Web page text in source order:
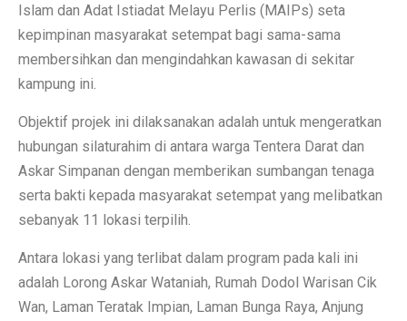
Islam dan Adat Istiadat Melayu Perlis (MAIPs) seta
kepimpinan masyarakat setempat bagi sama-sama
membersihkan dan mengindahkan kawasan di sekitar
kampung ini.
Objektif projek ini dilaksanakan adalah untuk mengeratkan
hubungan silaturahim di antara warga Tentera Darat dan
Askar Simpanan dengan memberikan sumbangan tenaga
serta bakti kepada masyarakat setempat yang melibatkan
sebanyak 11 lokasi terpilih.
Antara lokasi yang terlibat dalam program pada kali ini
adalah Lorong Askar Wataniah, Rumah Dodol Warisan Cik
Wan, Laman Teratak Impian, Laman Bunga Raya, Anjung